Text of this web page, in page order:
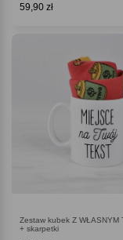
59,90 zł
Zestaw kubek Z WŁASNYM
+ skarpetki